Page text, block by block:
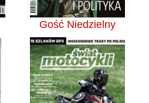
Gość Niedzielny